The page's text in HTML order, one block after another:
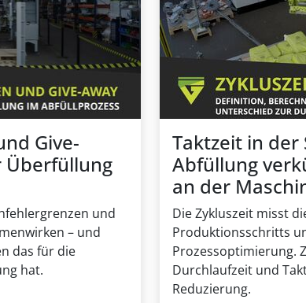
BVPV (Brutto-
Pneumatikpacker Ventil)
Speziell für Ventilsäcke
Verfügbarkeit dauerhaft sichern
Wissen
Expertise und Trends der
Give-
Überfüllung
und
– und
das für die
hat.
Taktzeit in der
Abfüllung
an der
Die Zykluszeit misst
Produktionsschritts
Prozessoptimierung.
Durchlaufzeit und
Reduzierung.